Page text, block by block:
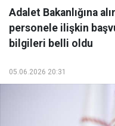
Adalet Bakanlığına
personele ilişkin
bilgileri belli oldu
05.06.2026 20:31